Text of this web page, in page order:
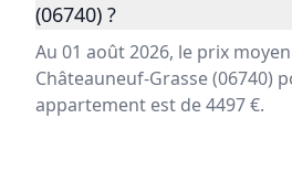
(06740) ?
Au 01 août 2026, le prix
Châteauneuf-Grasse (06740)
appartement est de 4497 €.